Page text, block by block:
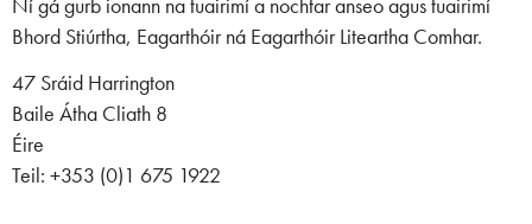
Ní gá gurb ionann na tuairimí a nochtar anseo agus tuairimí
Bhord Stiúrtha, Eagarthóir ná Eagarthóir Liteartha Comhar.
47 Sráid Harrington
Baile Átha Cliath 8
Éire
Teil: +353 (0)1 675 1922